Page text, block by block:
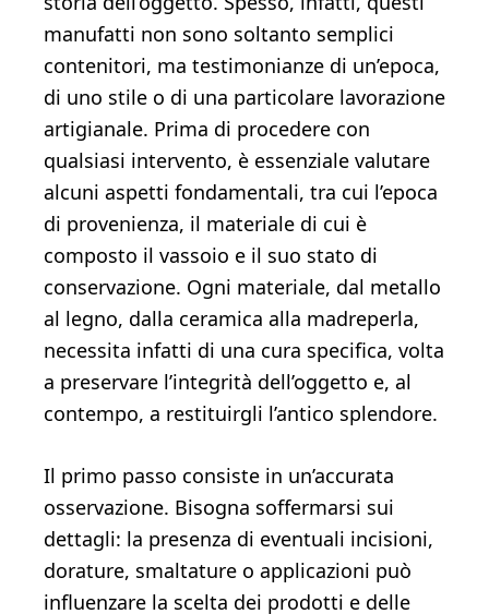
manufatti non sono soltanto semplici
contenitori, ma testimonianze di un’epoca,
di uno stile o di una particolare lavorazione
artigianale. Prima di procedere con
qualsiasi intervento, è essenziale valutare
alcuni aspetti fondamentali, tra cui l’epoca
di provenienza, il materiale di cui è
composto il vassoio e il suo stato di
conservazione. Ogni materiale, dal metallo
al legno, dalla ceramica alla madreperla,
necessita infatti di una cura specifica, volta
a preservare l’integrità dell’oggetto e, al
contempo, a restituirgli l’antico splendore.
Il primo passo consiste in un’accurata
osservazione. Bisogna soffermarsi sui
dettagli: la presenza di eventuali incisioni,
dorature, smaltature o applicazioni può
influenzare la scelta dei prodotti e delle